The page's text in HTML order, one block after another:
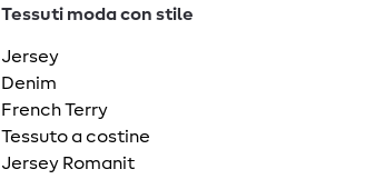
Tessuti moda con stile
Jersey
Denim
French Terry
Tessuto a costine
Jersey Romanit